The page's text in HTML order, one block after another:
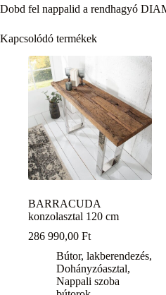
Dobd fel nappalid a rendhagyó
Kapcsolódó termékek
BARRACUDA
konzolasztal 120 cm
286 990,00 Ft
Bútor, lakberendezés,
Dohányzóasztal,
Nappali szoba